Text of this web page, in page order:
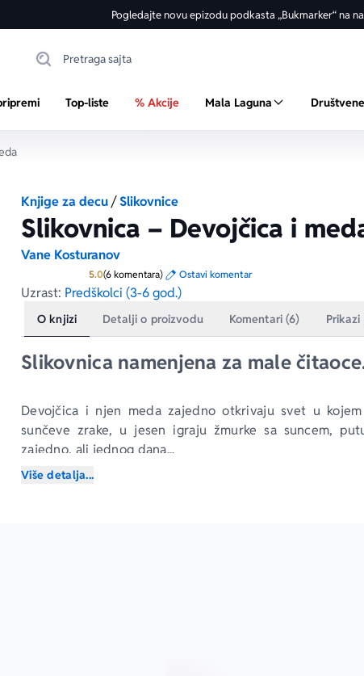
Pogledajte novu epizodu podkasta „Bukmarker“ na
Top-liste % Akcije Mala Laguna
Knjige za decu/Slikovnice
Slikovnica – Devojčica i
Vane Kosturanov
5.0Prosecna ocena je 5.0 od 5
(6 komentara) Ostavi komentar
Uzrast: Predškolci (3-6 god.)
O knjizi Detalji o proizvodu Komentari (6) Prikazi
Slikovnica namenjena za male
Devojčica i njen meda zajedno otkrivaju svet u
sunčeve zrake, u jesen igraju žmurke sa suncem,
zajedno, ali jednog dana...
Više detalja...